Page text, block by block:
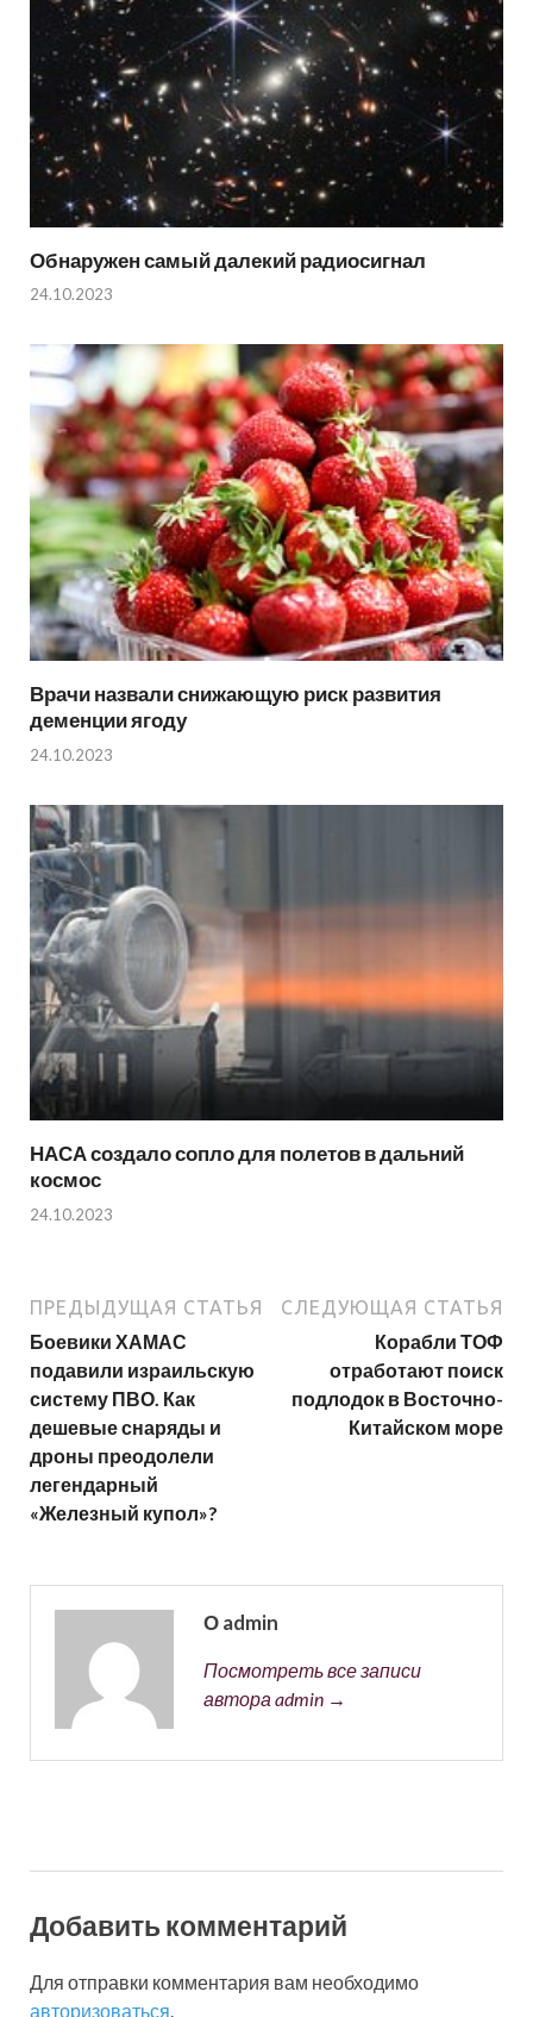
Обнаружен самый далекий радиосигнал
24.10.2023
Врачи назвали снижающую риск развития
деменции ягоду
24.10.2023
НАСА создало сопло для полетов в дальний
космос
24.10.2023
ПРЕДЫДУЩАЯ СТАТЬЯ
Боевики ХАМАС
подавили израильскую
систему ПВО. Как
дешевые снаряды и
дроны преодолели
легендарный
«Железный купол»?
СЛЕДУЮЩАЯ СТАТЬЯ
Корабли ТОФ
отработают поиск
подлодок в Восточно-
Китайском море
О admin
Посмотреть все записи
автора admin →
Добавить комментарий
Для отправки комментария вам необходимо
авторизоваться.